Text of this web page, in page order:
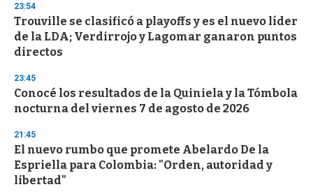
d
s
o
f
3
s
e
c
o
d
s
23:54
Trouville se clasificó a playoffs y es el nuevo líder
de la LDA; Verdirrojo y Lagomar ganaron puntos
directos
23:45
Conocé los resultados de la Quiniela y la Tómbola
nocturna del viernes 7 de agosto de 2026
21:45
El nuevo rumbo que promete Abelardo De la
Espriella para Colombia: "Orden, autoridad y
libertad"